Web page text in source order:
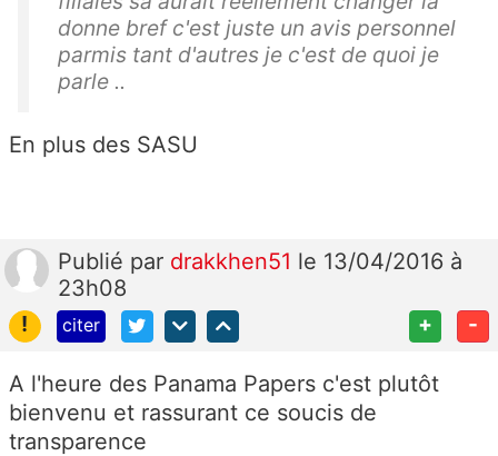
donne bref c'est juste un avis personnel
parmis tant d'autres je c'est de quoi je
parle ..
En plus des SASU
Publié par drakkhen51 le 13/04/2016 à
23h08
!
citer + -
A l'heure des Panama Papers c'est plutôt
bienvenu et rassurant ce soucis de
transparence